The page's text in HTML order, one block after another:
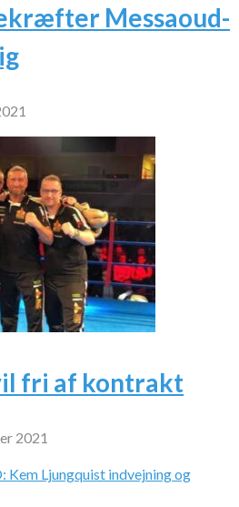
Messaoud-
fri af kontrakt
2021
Kem Ljungquist indvejning og